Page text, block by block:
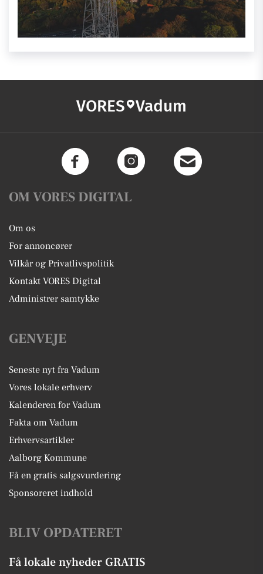
VORES Vadum
OM VORES DIGITAL
Om os
For annoncører
Vilkår og Privatlivspolitik
Kontakt VORES Digital
Administrer samtykke
GENVEJE
Seneste nyt fra Vadum
Vores lokale erhverv
Kalenderen for Vadum
Fakta om Vadum
Erhvervsartikler
Aalborg Kommune
Få en gratis salgsvurdering
Sponsoreret indhold
BLIV OPDATERET
Få lokale nyheder GRATIS